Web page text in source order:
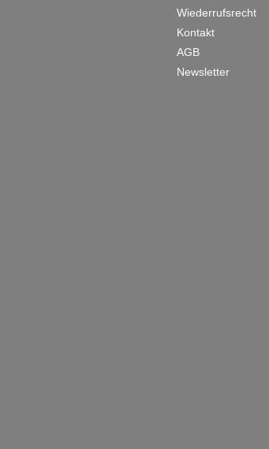
Wiederrufsrecht
Kontakt
AGB
Newsletter